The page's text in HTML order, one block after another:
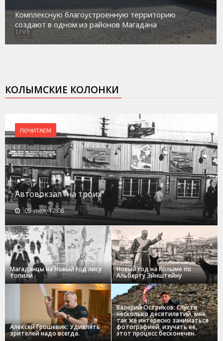
Комплексную благоустроенную территорию
создают в одном из районов Магадана
КОЛЫМСКИЕ КОЛОНКИ
ПОЧИТАЕМ
Автовокзал "на троих"
05-июл, 12:08
Магаданцы на Новый год лису
топили
Новый год на Колыме по
Альберту Эйнштейну
Алексей Грошевик: Удивлять
зрителей надо всегда.
Валерий Остриков: Спустя
несколько десятилетий, мне
так же интересно заниматься
фотографией, изучать ее,
этот процесс бесконечен.